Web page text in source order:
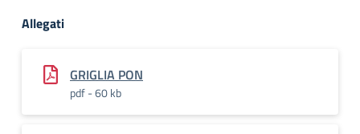
Allegati
GRIGLIA PON
pdf - 60 kb